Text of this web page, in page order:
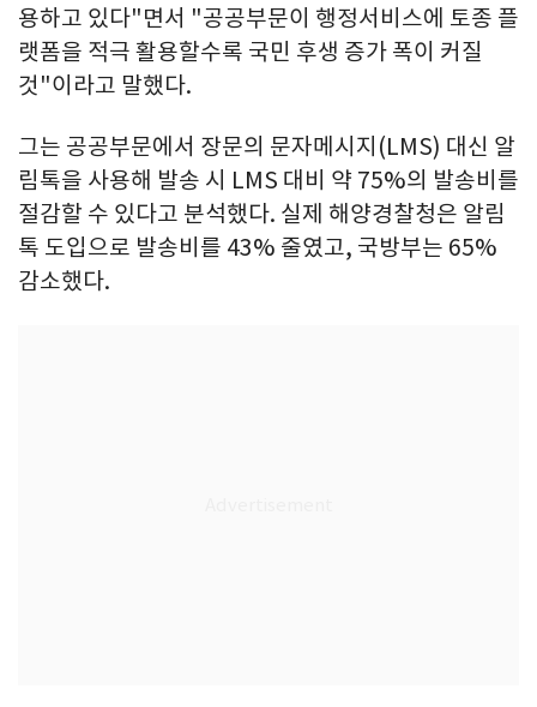
용하고 있다"면서 "공공부문이 행정서비스에 토종 플
랫폼을 적극 활용할수록 국민 후생 증가 폭이 커질
것"이라고 말했다.
그는 공공부문에서 장문의 문자메시지(LMS) 대신 알
림톡을 사용해 발송 시 LMS 대비 약 75%의 발송비를
절감할 수 있다고 분석했다. 실제 해양경찰청은 알림
톡 도입으로 발송비를 43% 줄였고, 국방부는 65%
감소했다.